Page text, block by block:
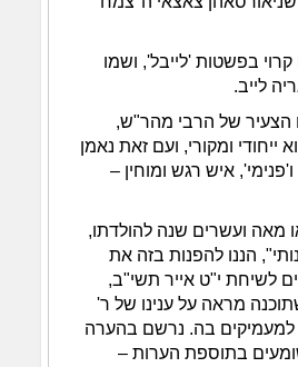
קרוי בפשטות 'לייבל', ושמו
לייב.
הצעיר של הרבי מהר"ש,
ומקורי, ועם זאת נאמן
איש רגש ומוחין –
מאה ועשרים שנה להולדתו,
הננו להפנות בזה את
לשיחת י"ט אייר תשי"ב,
מראה על ענינו של ר'
למעמיקים בה. נרשם בהערה
בתוספת הערות –